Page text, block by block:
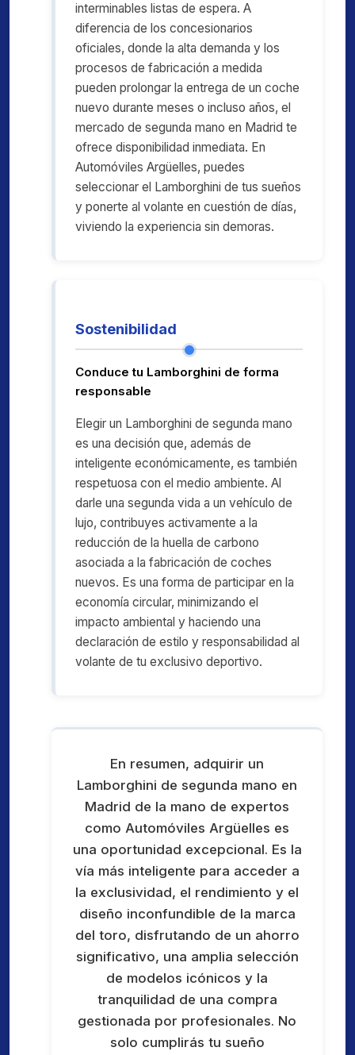
interminables listas de espera. A
diferencia de los concesionarios
oficiales, donde la alta demanda y los
procesos de fabricación a medida
pueden prolongar la entrega de un coche
nuevo durante meses o incluso años, el
mercado de segunda mano en Madrid te
ofrece disponibilidad inmediata. En
Automóviles Argüelles, puedes
seleccionar el Lamborghini de tus sueños
y ponerte al volante en cuestión de días,
viviendo la experiencia sin demoras.
Sostenibilidad
Conduce tu Lamborghini de forma
responsable
Elegir un Lamborghini de segunda mano
es una decisión que, además de
inteligente económicamente, es también
respetuosa con el medio ambiente. Al
darle una segunda vida a un vehículo de
lujo, contribuyes activamente a la
reducción de la huella de carbono
asociada a la fabricación de coches
nuevos. Es una forma de participar en la
economía circular, minimizando el
impacto ambiental y haciendo una
declaración de estilo y responsabilidad al
volante de tu exclusivo deportivo.
En resumen, adquirir un
Lamborghini de segunda mano en
Madrid de la mano de expertos
como Automóviles Argüelles es
una oportunidad excepcional. Es la
vía más inteligente para acceder a
la exclusividad, el rendimiento y el
diseño inconfundible de la marca
del toro, disfrutando de un ahorro
significativo, una amplia selección
de modelos icónicos y la
tranquilidad de una compra
gestionada por profesionales. No
solo cumplirás tu sueño